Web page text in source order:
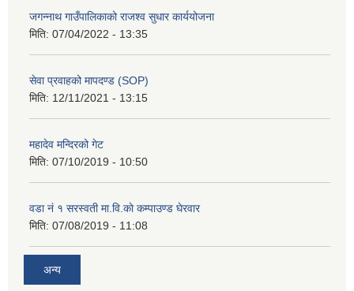
जगन्नाथ गाउँपालिकाको राजश्व सुधार कार्ययोजना
मिति: 07/04/2022 - 13:35
सेवा प्रवाहको मापदण्ड (SOP)
मिति: 12/11/2021 - 13:15
महादेव मन्दिरको गेट
मिति: 07/10/2019 - 10:50
वडा नं १ सरस्वती मा.वि.काे कम्पाउण्ड घेरवार
मिति: 07/08/2019 - 11:08
अन्य